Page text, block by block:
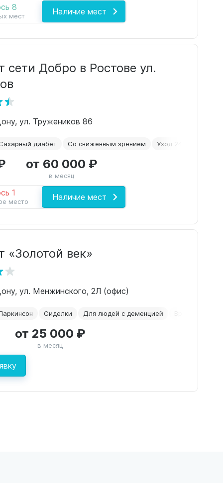
8
мест Наличие мест
сети Добро в Ростове ул.
ул. Тружеников 86
диабет Со сниженным зрением Уход 24/7
1
место Наличие мест
от 60 000 ₽
в месяц
«Золотой век»
ул. Менжинского, 2Л (офис)
Сиделки Для людей с деменцией Временное
от 25 000 ₽
в месяц